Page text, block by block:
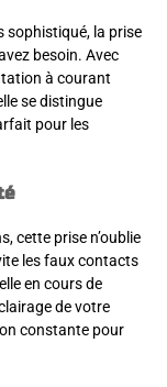
sophistiqué, la prise
besoin. Avec
à courant
se distingue
pour les
cette prise n’oublie
les faux contacts
en cours de
de votre
constante pour